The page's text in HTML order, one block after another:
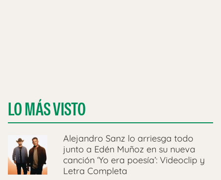
LO MÁS VISTO
Alejandro Sanz lo arriesga todo
junto a Edén Muñoz en su nueva
canción ‘Yo era poesía’: Videoclip y
Letra Completa